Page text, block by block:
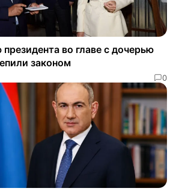
во главе с дочерью
законом
0